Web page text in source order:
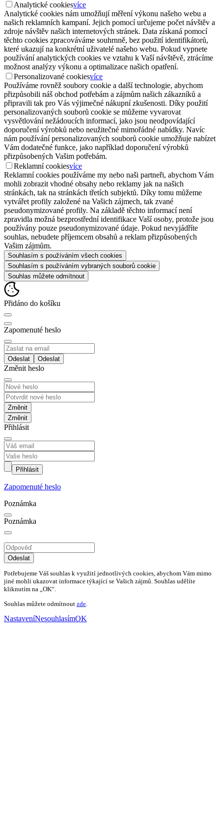
Analytické cookiesvíce
Analytické cookies nám umožňují měření výkonu našeho webu a
našich reklamních kampaní. Jejich pomocí určujeme počet návštěv a
zdroje návštěv našich internetových stránek. Data získaná pomocí
těchto cookies zpracováváme souhrnně, bez použití identifikátorů,
které ukazují na konkrétní uživatelé našeho webu. Pokud vypnete
používání analytických cookies ve vztahu k Vaší návštěvě, ztrácíme
možnost analýzy výkonu a optimalizace našich opatření.
Personalizované cookiesvíce
Používáme rovněž soubory cookie a další technologie, abychom
přizpůsobili náš obchod potřebám a zájmům našich zákazníků a
připravili tak pro Vás výjimečné nákupní zkušenosti. Díky použití
personalizovaných souborů cookie se můžeme vyvarovat
vysvětlování nežádoucích informací, jako jsou neodpovídající
doporučení výrobků nebo neužitečné mimořádné nabídky. Navíc
nám používání personalizovaných souborů cookie umožňuje nabízet
Vám dodatečné funkce, jako například doporučení výrobků
přizpůsobených Vašim potřebám.
Reklamní cookiesvíce
Reklamní cookies používáme my nebo naši partneři, abychom Vám
mohli zobrazit vhodné obsahy nebo reklamy jak na našich
stránkách, tak na stránkách třetích subjektů. Díky tomu můžeme
vytvářet profily založené na Vašich zájmech, tak zvané
pseudonymizované profily. Na základě těchto informací není
zpravidla možná bezprostřední identifikace Vaší osoby, protože jsou
používány pouze pseudonymizované údaje. Pokud nevyjádříte
souhlas, nebudete příjemcem obsahů a reklam přizpůsobených
Vašim zájmům.
Souhlasím s používáním všech cookies
Souhlasím s používáním vybraných souborů cookie
Souhlas můžete odmítnout
Přidáno do košíku
Zapomenuté heslo
Odeslat
Změnit heslo
Změnit
Přihlásit
Přihlásit
Zapomenuté heslo
Poznámka
Poznámka
Odeslat
Potřebujeme Váš souhlas k využití jednotlivých cookies, abychom Vám mimo
jiné mohli ukazovat informace týkající se Vašich zájmů. Souhlas udělíte
kliknutím na „OK“.
Souhlas můžete odmítnout zde
NastaveníNesouhlasímOK